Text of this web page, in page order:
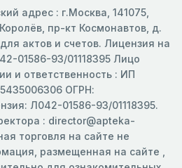
адрес : г.Москва, 141075,
пр-кт Космонавтов, д.
актов и счетов. Лицензия на
01586-93/01118395 Лицо
и ответственность : ИП
ОГРН:
Л042-01586-93/01118395.
: director@apteka-
торговля на сайте не
размещенная на сайте ,